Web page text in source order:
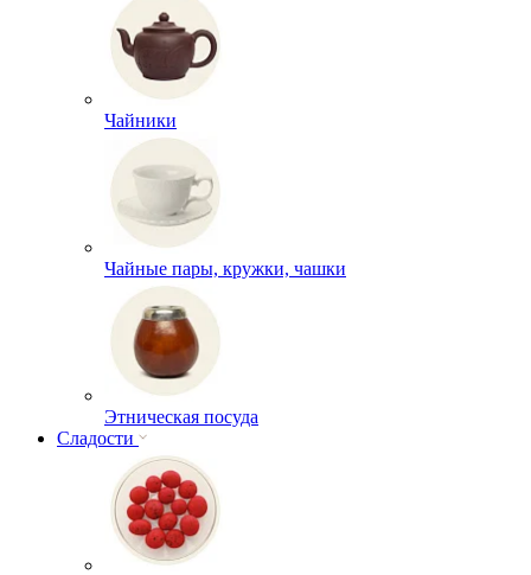
Чайники
Чайные пары, кружки, чашки
Этническая посуда
Сладости